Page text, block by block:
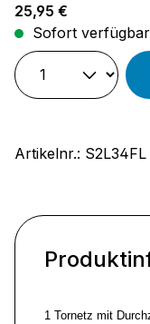
Regulärer Preis:
25,95 €
Sofort
Artikelnr.: S2L34FL
1 Tornetz mit